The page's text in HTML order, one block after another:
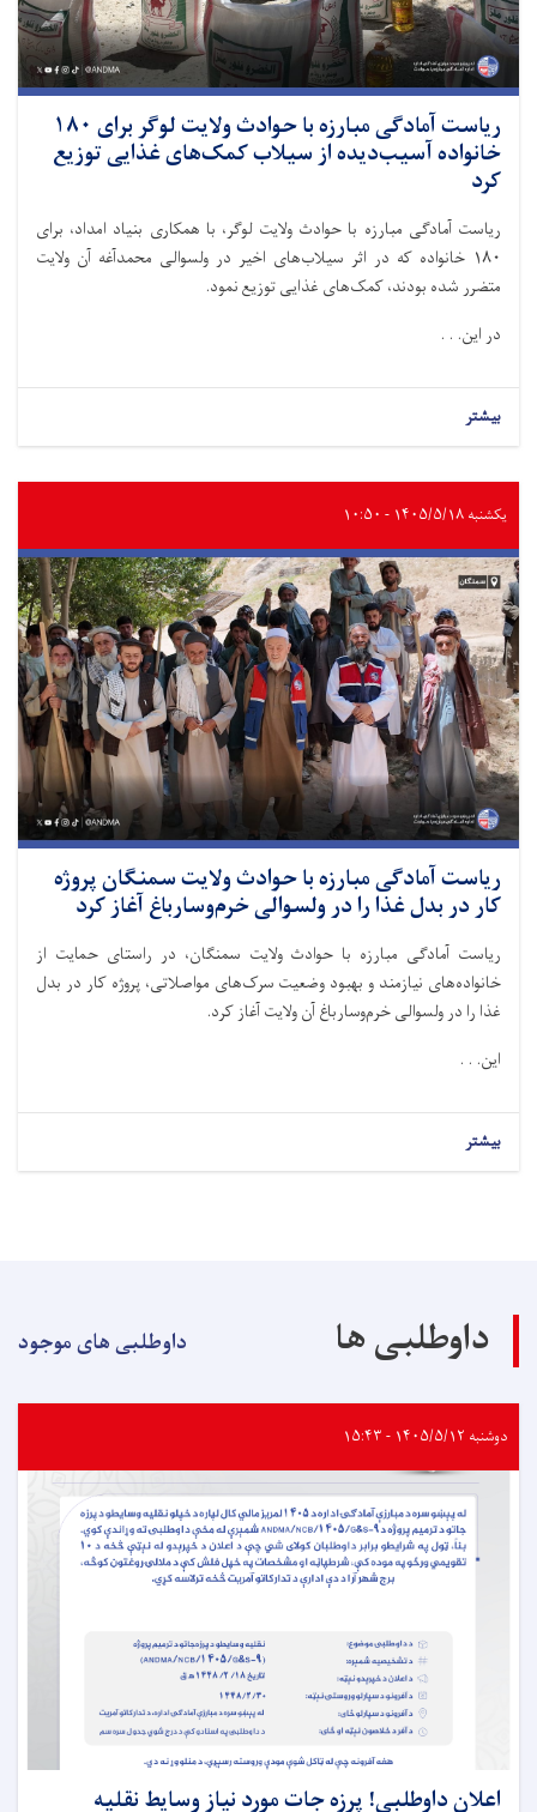
ریاست آمادگی مبارزه با حوادث ولایت لوگر برای ۱۸۰
خانواده آسیب‌دیده از سیلاب کمک‌های غذایی توزیع
کرد
ریاست آمادگی مبارزه با حوادث ولایت لوگر، با همکاری بنیاد امداد، برای
۱۸۰ خانواده که در اثر سیلاب‌های اخیر در ولسوالی محمدآغه آن ولایت
متضرر شده بودند، کمک‌های غذایی توزیع نمود.
در این. . .
بیشتر
یکشنبه ۱۴۰۵/۵/۱۸ - ۱۰:۵۰
ریاست آمادگی مبارزه با حوادث ولایت سمنگان پروژه
کار در بدل غذا را در ولسوالی خرم‌وسارباغ آغاز کرد
ریاست آمادگی مبارزه با حوادث ولایت سمنگان، در راستای حمایت از
خانواده‌های نیازمند و بهبود وضعیت سرک‌های مواصلاتی، پروژه کار در بدل
غذا را در ولسوالی خرم‌وسارباغ آن ولایت آغاز کرد.
این. . .
بیشتر
داوطلبی ها داوطلبی های موجود
دوشنبه ۱۴۰۵/۵/۱۲ - ۱۵:۴۳
اعلان داوطلبی! پرزه جات مورد نیاز وسایط نقلیه